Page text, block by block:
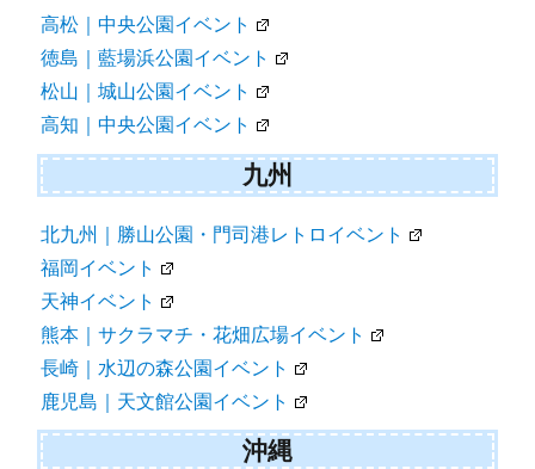
高松｜中央公園イベント
徳島｜藍場浜公園イベント
松山｜城山公園イベント
高知｜中央公園イベント
九州
北九州｜勝山公園・門司港レトロイベント
福岡イベント
天神イベント
熊本｜サクラマチ・花畑広場イベント
長崎｜水辺の森公園イベント
鹿児島｜天文館公園イベント
沖縄